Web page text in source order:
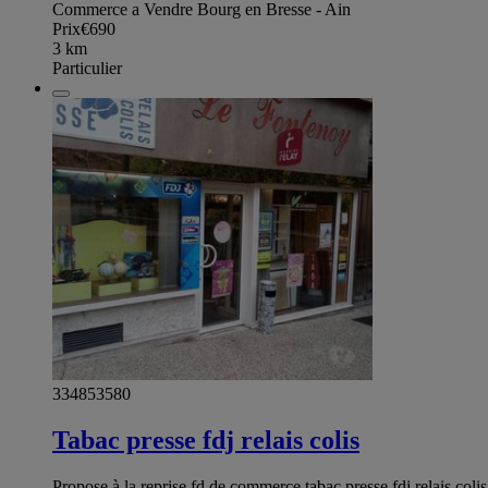
Commerce a Vendre Bourg en Bresse - Ain
Prix€690
3 km
Particulier
334853580
Tabac presse fdj relais colis